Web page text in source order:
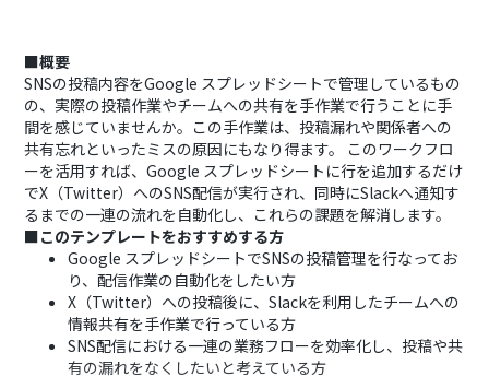
■概要
SNSの投稿内容をGoogle スプレッドシートで管理しているもの
の、実際の投稿作業やチームへの共有を手作業で行うことに手
間を感じていませんか。この手作業は、投稿漏れや関係者への
共有忘れといったミスの原因にもなり得ます。 このワークフロ
ーを活用すれば、Google スプレッドシートに行を追加するだけ
でX（Twitter）へのSNS配信が実行され、同時にSlackへ通知す
るまでの一連の流れを自動化し、これらの課題を解消します。
■このテンプレートをおすすめする方
Google スプレッドシートでSNSの投稿管理を行なってお
り、配信作業の自動化をしたい方
X（Twitter）への投稿後に、Slackを利用したチームへの
情報共有を手作業で行っている方
SNS配信における一連の業務フローを効率化し、投稿や共
有の漏れをなくしたいと考えている方